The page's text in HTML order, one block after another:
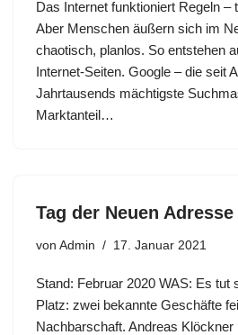
Das Internet funktioniert Regeln –
Aber Menschen äußern sich im
chaotisch, planlos. So entstehen
Internet-Seiten. Google – die seit
Jahrtausends mächtigste
Marktanteil…
Tag der Neuen Adresse
von Admin 17. Januar 2021
Stand: Februar 2020 WAS: Es tut
Platz: zwei bekannte Geschäfte
Nachbarschaft. Andreas Klöckner